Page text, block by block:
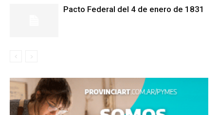
Pacto Federal del 4 de enero de 1831